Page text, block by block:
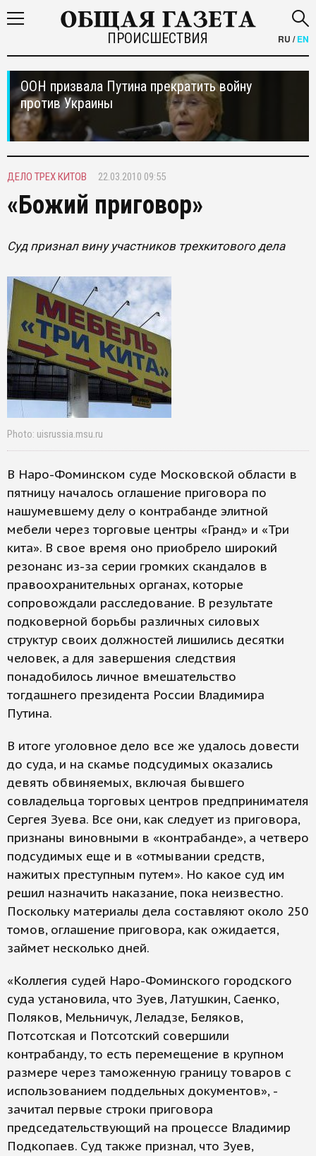
ПРОИСШЕСТВИЯ RU /EN
ООН призвала Путина прекратить войну
против Украины
ДЕЛО ТРЕХ КИТОВ 22.03.2010 09:55
«Божий приговор»
Суд признал вину участников трехкитового дела
Photo: uisrussia.msu.ru
В Наро-Фоминском суде Московской области в
пятницу началось оглашение приговора по
нашумевшему делу о контрабанде элитной
мебели через торговые центры «Гранд» и «Три
кита». В свое время оно приобрело широкий
резонанс из-за серии громких скандалов в
правоохранительных органах, которые
сопровождали расследование. В результате
подковерной борьбы различных силовых
структур своих должностей лишились десятки
человек, а для завершения следствия
понадобилось личное вмешательство
тогдашнего президента России Владимира
Путина.
В итоге уголовное дело все же удалось довести
до суда, и на скамье подсудимых оказались
девять обвиняемых, включая бывшего
совладельца торговых центров предпринимателя
Сергея Зуева. Все они, как следует из приговора,
признаны виновными в «контрабанде», а четверо
подсудимых еще и в «отмывании средств,
нажитых преступным путем». Но какое суд им
решил назначить наказание, пока неизвестно.
Поскольку материалы дела составляют около 250
томов, оглашение приговора, как ожидается,
займет несколько дней.
«Коллегия судей Наро-Фоминского городского
суда установила, что Зуев, Латушкин, Саенко,
Поляков, Мельничук, Леладзе, Беляков,
Потсотская и Потсотский совершили
контрабанду, то есть перемещение в крупном
размере через таможенную границу товаров с
использованием поддельных документов», -
зачитал первые строки приговора
председательствующий на процессе Владимир
Подкопаев. Суд также признал, что Зуев,